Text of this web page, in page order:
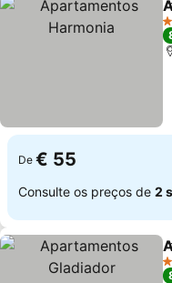
4
De € 55
Consulte os preços de 2
3